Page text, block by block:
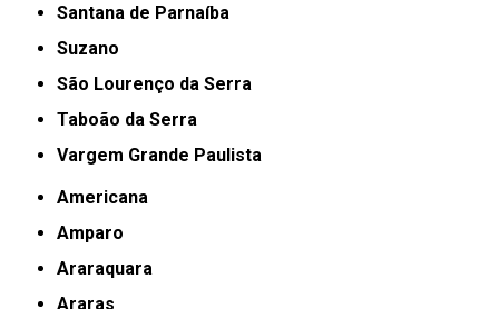
Santana de Parnaíba
Suzano
São Lourenço da Serra
Taboão da Serra
Vargem Grande Paulista
Americana
Amparo
Araraquara
Araras